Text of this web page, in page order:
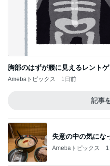
胸部のはずが腰に見えるレント
Amebaトピックス 1日前
記事
失意の中の気にな
Amebaトピックス